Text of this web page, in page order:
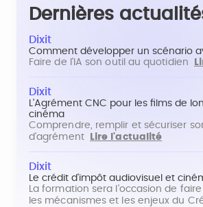
Dernières
Dixit
Comment développer un scénario
Faire de l'IA son outil au quotidien
Dixit
L'Agrément CNC pour les films de
cinéma
Comprendre, remplir et sécuriser
d'agrément
Lire l'actualité
Dixit
Le crédit d'impôt audiovisuel et
La formation sera l'occasion de
les mécanismes et les enjeux du